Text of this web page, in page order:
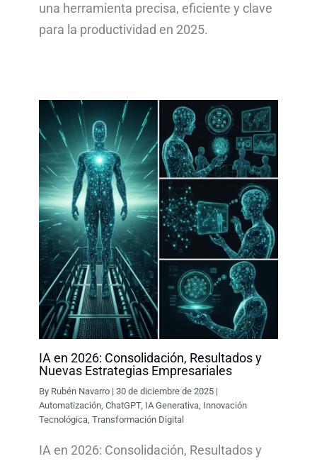
una herramienta precisa, eficiente y clave
para la productividad en 2025.
IA en 2026: Consolidación, Resultados y
Nuevas Estrategias Empresariales
By Rubén Navarro |30 de diciembre de 2025 |
Automatización,ChatGPT, IA Generativa, Innovación
Tecnológica,Transformación Digital
IA en 2026: Consolidación, Resultados y